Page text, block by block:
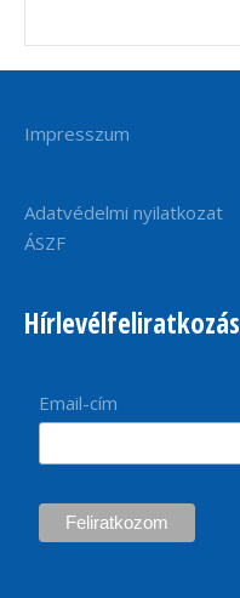
Impresszum
Adatvédelmi nyilatkozat
ÁSZF
Hírlevélfeliratkozás
Email-cím